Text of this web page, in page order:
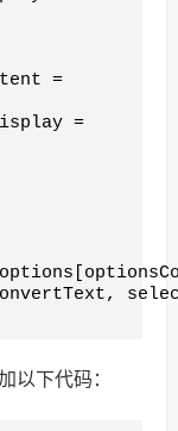
=
=
以下代码：